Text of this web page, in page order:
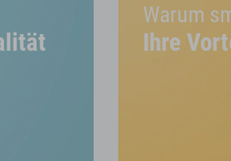
Warum
Ihre